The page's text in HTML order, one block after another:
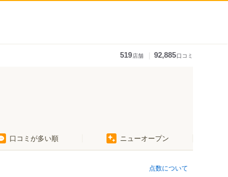
519店舗 92,885口コミ
口コミが多い順 ニューオープン
点数について